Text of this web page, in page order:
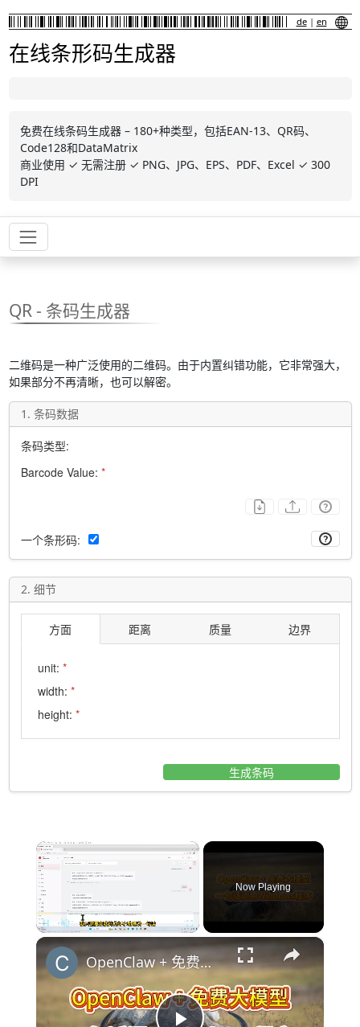
de| en
在线条形码生成器
免费在线条码生成器 – 180+种类型，包括EAN-13、QR码、
Code128和DataMatrix
商业使用 ✓ 无需注册 ✓ PNG、JPG、EPS、PDF、Excel ✓ 300
DPI
QR - 条码生成器
二维码是一种广泛使用的二维码。由于内置纠错功能，它非常强大，
如果部分不再清晰，也可以解密。
1. 条码数据
条码类型:
Barcode Value: *
一个条形码:
2. 细节
方面 距离 质量 边界
unit: *
width: *
height: *
生成条码
×
Now Playing
×
OpenClaw + 免费大模型，一句话调用Windows程序